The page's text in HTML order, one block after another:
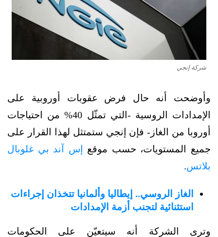
شركة إنجي
وأوضحت أنه حال فرض عقوبات أوروبية على
الإمدادات الروسية -التي تمثّل 40% من احتياجات
أوروبا من الغاز- فإن إنجي ستمتثل لهذا القرار على
جميع المستويات، حسب موقع
إس آند بي غلوبال
بلاتس.
الغاز الروسي.. إيطاليا وألمانيا تتخذان إجراءات
استثنائية لتجنب أزمة الإمدادات
وترى الشركة أنه سيتعيّن على الحكومات